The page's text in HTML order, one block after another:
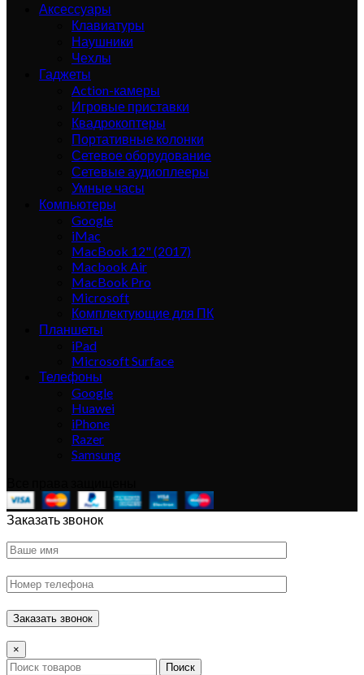
Аксессуары
Клавиатуры
Наушники
Чехлы
Гаджеты
Action-камеры
Игровые приставки
Квадрокоптеры
Портативные колонки
Сетевое оборудование
Сетевые аудиоплееры
Умные часы
Компьютеры
Google
iMac
MacBook 12" (2017)
Macbook Air
MacBook Pro
Microsoft
Комплектующие для ПК
Планшеты
iPad
Microsoft Surface
Телефоны
Google
Huawei
iPhone
Razer
Samsung
Заказать звонок
×
Поиск